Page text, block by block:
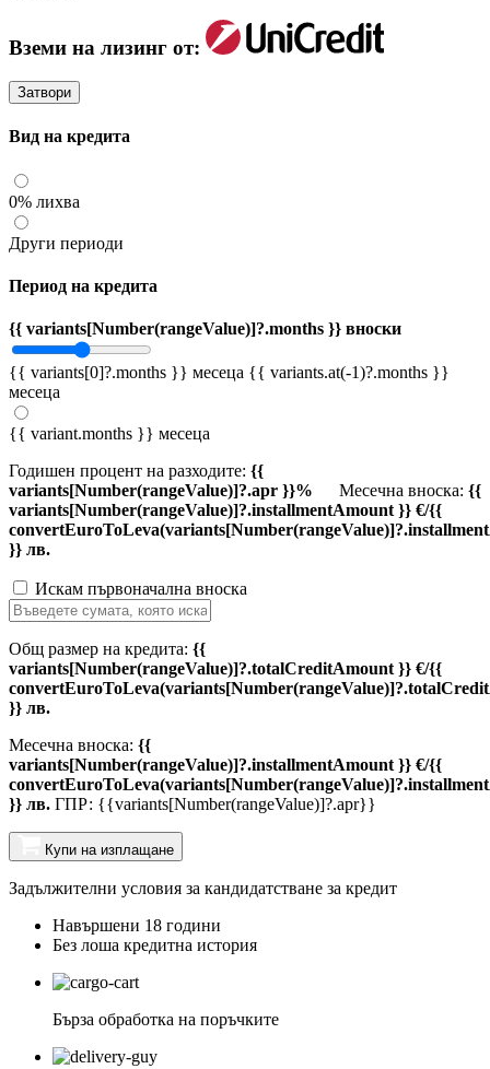
Вземи на лизинг от:
Затвори
Вид на кредита
0% лихва
Други периоди
Период на кредита
{{ variants[Number(rangeValue)]?.months }} вноски
{{ variants[0]?.months }} месеца {{ variants.at(-1)?.months }}
месеца
{{ variant.months }} месеца
Годишен процент на разходите: {{
variants[Number(rangeValue)]?.apr }}%
Месечна вноска: {{
variants[Number(rangeValue)]?.installmentAmount }} €/{{
}} лв.
Искам първоначална вноска
Общ размер на кредита: {{
variants[Number(rangeValue)]?.totalCreditAmount }} €/{{
}} лв.
Месечна вноска: {{
variants[Number(rangeValue)]?.installmentAmount }} €/{{
}} лв. ГПР: {{variants[Number(rangeValue)]?.apr}}
Купи на изплащане
Задължителни условия за кандидатстване за кредит
Навършени 18 години
Без лоша кредитна история
Бърза обработка на поръчките